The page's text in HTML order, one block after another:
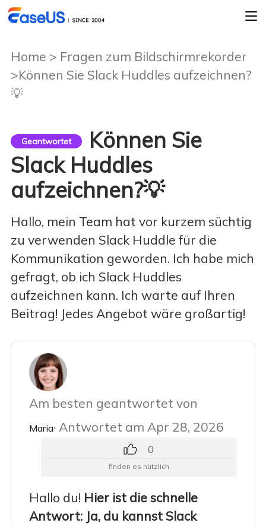
Home > Fragen zum Bildschirmrekorder
>Können Sie Slack Huddles aufzeichnen?
💡
Geantwortet
Können Sie
Slack Huddles
aufzeichnen?💡
Hallo, mein Team hat vor kurzem süchtig
zu verwenden Slack Huddle für die
Kommunikation geworden. Ich habe mich
gefragt, ob ich Slack Huddles
aufzeichnen kann. Ich warte auf Ihren
Beitrag! Jedes Angebot wäre großartig!
Am besten geantwortet von
Maria· Antwortet am Apr 28, 2026
0
finden es nützlich
Hallo du! Hier ist die schnelle
Antwort: Ja, du kannst Slack